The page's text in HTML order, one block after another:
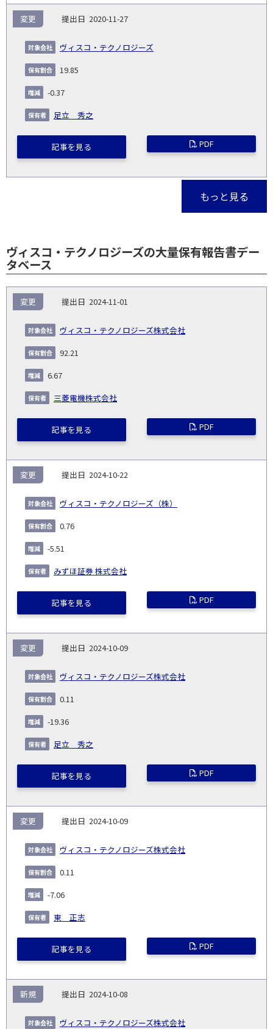
2020-11-27
ヴィスコ・テクノロジーズ
変更
19.85
-0.37
足立 秀之
記事を見る PDF
もっと見る
ヴィスコ・テクノロジーズの大量保有報告書デー
タベース
NO.
告
義
務
発
生
日
出
コー
象
業
種
割
2024-11-01
ヴィスコ・テクノロジーズ株式会社
変更
92.21
6.67
三菱電機株式会社
記事を見る PDF
2024-10-22
ヴィスコ・テクノロジーズ（株）
変更
0.76
-5.51
みずほ証券 株式会社
記事を見る PDF
2024-10-09
ヴィスコ・テクノロジーズ株式会社
変更
0.11
-19.36
足立 秀之
記事を見る PDF
2024-10-09
ヴィスコ・テクノロジーズ株式会社
変更
0.11
-7.06
東 正志
記事を見る PDF
2024-10-08
ヴィスコ・テクノロジーズ株式会社
新規